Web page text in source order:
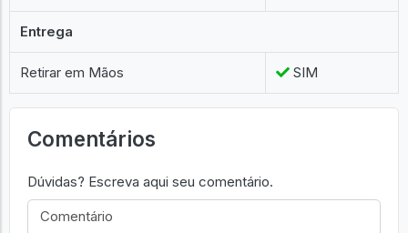
Entrega
Retirar em Mãos SIM
Comentários
Dúvidas? Escreva aqui seu comentário.